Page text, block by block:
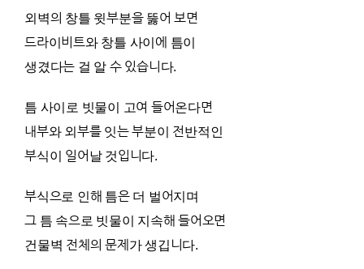
외벽의 창틀 윗부분을 뚫어 보면
드라이비트와 창틀 사이에 틈이
생겼다는 걸 알 수 있습니다.
틈 사이로 빗물이 고여 들어온다면
내부와 외부를 잇는 부분이 전반적인
부식이 일어날 것입니다.
부식으로 인해 틈은 더 벌어지며
그 틈 속으로 빗물이 지속해 들어오면
건물벽 전체의 문제가 생깁니다.